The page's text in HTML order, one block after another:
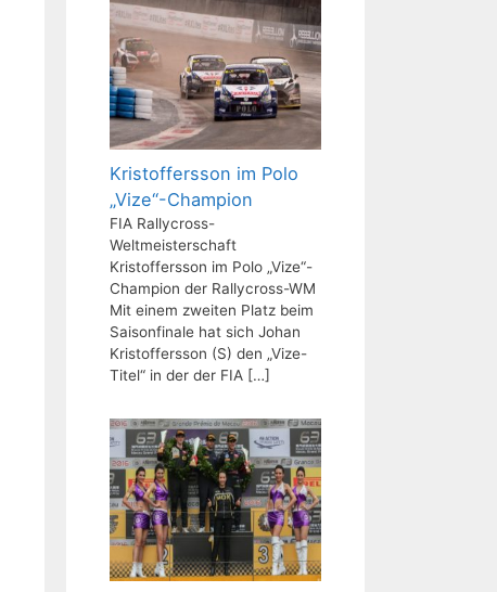
Kristoffersson im Polo
„Vize“-Champion
FIA Rallycross-
Weltmeisterschaft
Kristoffersson im Polo „Vize“-
Champion der Rallycross-WM
Mit einem zweiten Platz beim
Saisonfinale hat sich Johan
Kristoffersson (S) den „Vize-
Titel“ in der der FIA […]